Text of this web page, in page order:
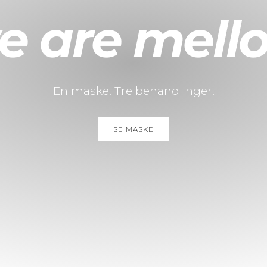
are
En maske. Tre behandlinger.
SE MASKE
are